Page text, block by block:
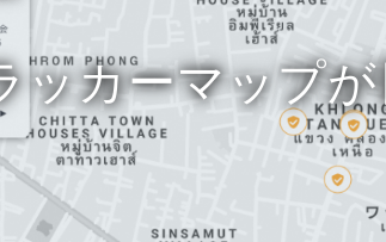
ッカーマップ